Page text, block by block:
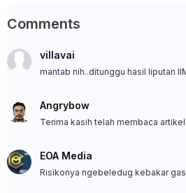
Comments
villavai
mantab nih..ditunggu hasil liputan
Angrybow
Terima kasih telah membaca
EOA Media
Risikonya ngebeledug kebakar